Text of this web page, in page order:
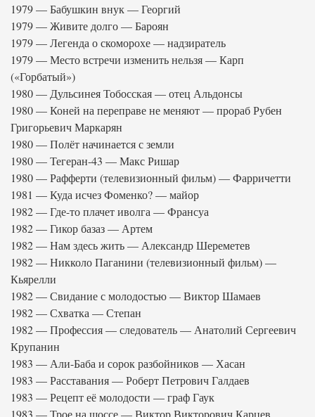
1979 — Бабушкин внук — Георгий
1979 — Живите долго — Бароян
1979 — Легенда о скоморохе — надзиратель
1979 — Место встречи изменить нельзя — Карп
(«Горбатый»)
1980 — Дульсинея Тобосская — отец Альдонсы
1980 — Коней на переправе не меняют — прораб Рубен
Григорьевич Маркарян
1980 — Полёт начинается с земли
1980 — Тегеран-43 — Макс Ришар
1980 — Рафферти (телевизионный фильм) — Фарричетти
1981 — Куда исчез Фоменко? — майор
1982 — Где-то плачет иволга — Франсуа
1982 — Гикор базаз — Артем
1982 — Нам здесь жить — Александр Шереметев
1982 — Никколо Паганини (телевизионный фильм) —
Кьярелли
1982 — Свидание с молодостью — Виктор Шамаев
1982 — Схватка — Степан
1982 — Профессия — следователь — Анатолий Сергеевич
Крупанин
1983 — Али-Баба и сорок разбойников — Хасан
1983 — Расставания — Роберт Петрович Галдаев
1983 — Рецепт её молодости — граф Гаук
1983 — Трое на шоссе — Виктор Викторович Карцев